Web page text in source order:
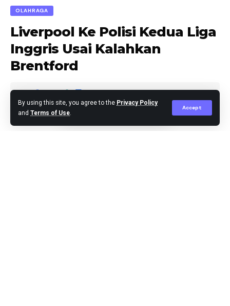
By using this site, you agree to the Privacy Policy
and Terms of Use.
Accept
OLAHRAGA
Liverpool Ke Polisi Kedua Liga
Inggris Usai Kalahkan
Brentford
Editor Published November 13, 2023